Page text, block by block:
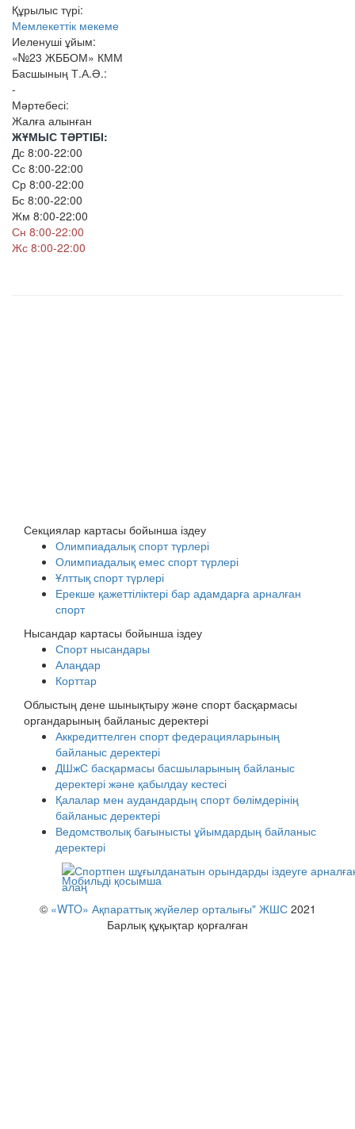
Құрылыс түрі:
Мемлекеттік мекеме
Иеленуші ұйым:
«№23 ЖББОМ» КММ
Басшының Т.А.Ә.:
-
Мәртебесі:
Жалға алынған
ЖҰМЫС ТӘРТІБІ:
Дс 8:00-22:00
Сс 8:00-22:00
Ср 8:00-22:00
Бс 8:00-22:00
Жм 8:00-22:00
Сн 8:00-22:00
Жс 8:00-22:00
Секциялар картасы бойынша іздеу
Олимпиадалық спорт түрлері
Олимпиадалық емес спорт түрлері
Ұлттық спорт түрлері
Ерекше қажеттіліктері бар адамдарға арналған
спорт
Нысандар картасы бойынша іздеу
Спорт нысандары
Алаңдар
Корттар
Облыстың дене шынықтыру және спорт басқармасы
органдарының байланыс деректері
Аккредиттелген спорт федерацияларының
байланыс деректері
ДШжС басқармасы басшыларының байланыс
деректері және қабылдау кестесі
Қалалар мен аудандардың спорт бөлімдерінің
байланыс деректері
Ведомстволық бағынысты ұйымдардың байланыс
деректері
Мобильді қосымша
© «WTO» Ақпараттық жүйелер орталығы" ЖШС2021
Барлық құқықтар қорғалған